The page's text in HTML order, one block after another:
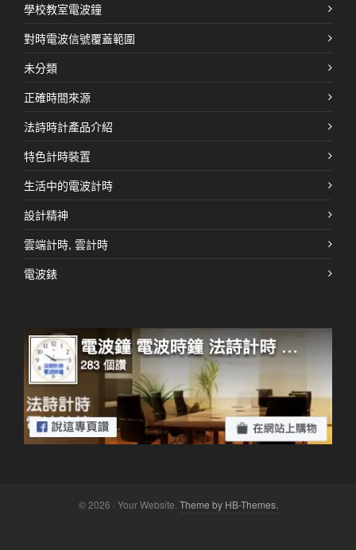
學校教室電波鐘
對時電波信號覆蓋範圍
未分類
正確時間來源
法詩時計產品介紹
特色計時裝置
生活中的電波計時
設計精神
雲端計時, 雲計時
電波錶
© 2026 · Your Website. Theme by HB-Themes.